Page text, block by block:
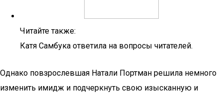
Читайте также:
Катя Самбука ответила на вопросы читателей.
Однако повзрослевшая Натали Портман решила немного
изменить имидж и подчеркнуть свою изысканную и